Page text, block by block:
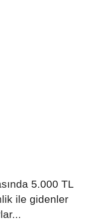
5.000 TL
ile gidenler